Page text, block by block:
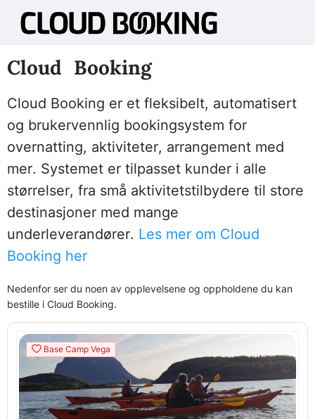
Cloud Booking
Cloud Booking er et fleksibelt, automatisert
og brukervennlig bookingsystem for
overnatting, aktiviteter, arrangement med
mer. Systemet er tilpasset kunder i alle
størrelser, fra små aktivitetstilbydere til store
destinasjoner med mange
underleverandører. Les mer om Cloud
Booking her
Nedenfor ser du noen av opplevelsene og oppholdene du kan
bestille i Cloud Booking.
Base Camp Vega